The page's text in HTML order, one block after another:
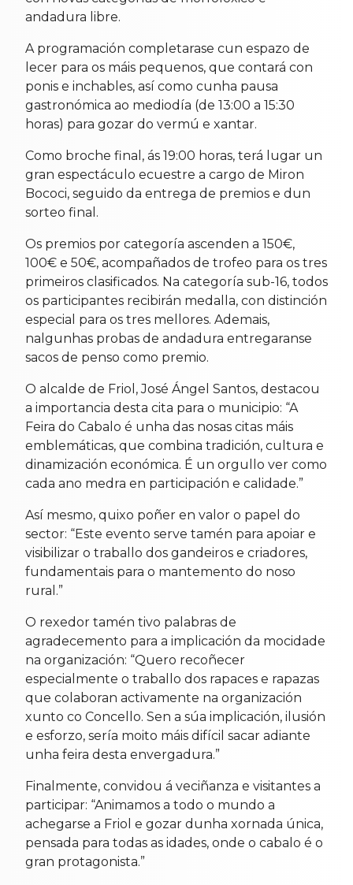
andadura libre.
A programación completarase cun espazo de
lecer para os máis pequenos, que contará con
ponis e inchables, así como cunha pausa
gastronómica ao mediodía (de 13:00 a 15:30
horas) para gozar do vermú e xantar.
Como broche final, ás 19:00 horas, terá lugar un
gran espectáculo ecuestre a cargo de Miron
Bococi, seguido da entrega de premios e dun
sorteo final.
Os premios por categoría ascenden a 150€,
100€ e 50€, acompañados de trofeo para os tres
primeiros clasificados. Na categoría sub-16, todos
os participantes recibirán medalla, con distinción
especial para os tres mellores. Ademais,
nalgunhas probas de andadura entregaranse
sacos de penso como premio.
O alcalde de Friol, José Ángel Santos, destacou
a importancia desta cita para o municipio: “A
Feira do Cabalo é unha das nosas citas máis
emblemáticas, que combina tradición, cultura e
dinamización económica. É un orgullo ver como
cada ano medra en participación e calidade.”
Así mesmo, quixo poñer en valor o papel do
sector: “Este evento serve tamén para apoiar e
visibilizar o traballo dos gandeiros e criadores,
fundamentais para o mantemento do noso
rural.”
O rexedor tamén tivo palabras de
agradecemento para a implicación da mocidade
na organización: “Quero recoñecer
especialmente o traballo dos rapaces e rapazas
que colaboran activamente na organización
xunto co Concello. Sen a súa implicación, ilusión
e esforzo, sería moito máis difícil sacar adiante
unha feira desta envergadura.”
Finalmente, convidou á veciñanza e visitantes a
participar: “Animamos a todo o mundo a
achegarse a Friol e gozar dunha xornada única,
pensada para todas as idades, onde o cabalo é o
gran protagonista.”